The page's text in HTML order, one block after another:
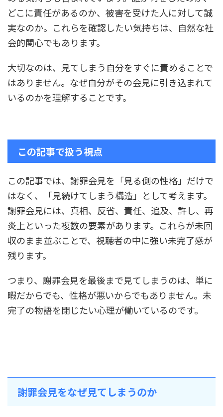
どこに責任があるのか、被害を受けた人に対して誠
実なのか。これらを確認したい気持ちは、自然な社
会的関心でもあります。
大切なのは、見てしまう自分をすぐに責めることで
はありません。なぜ自分がその会見に引き込まれて
いるのかを理解することです。
この記事で扱う視点
この記事では、謝罪会見を「見る側の性格」だけで
はなく、「見続けてしまう構造」として考えます。
謝罪会見には、真相、反省、責任、追及、許し、再
炎上といった複数の要素があります。これらが未回
収のまま並ぶことで、視聴者の中に強い未完了感が
残ります。
つまり、謝罪会見を最後まで見てしまうのは、単に
暇だからでも、性格が悪いからでもありません。未
完了の物語を閉じたい心理が働いているのです。
謝罪会見をなぜ見てしまうのか